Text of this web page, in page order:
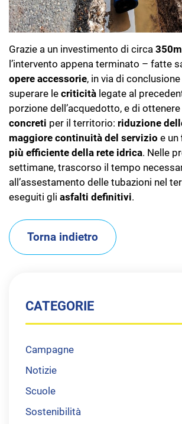
Grazie a un investimento di circa
l’intervento appena terminato – fatte
opere accessorie, in via di
superare le criticità legate al
porzione dell’acquedotto, e di ottenere
concreti per il territorio: riduzione
maggiore continuità del servizio e un
più efficiente della rete idrica. Nelle
settimane, trascorso il tempo
all’assestamento delle tubazioni nel
eseguiti gli asfalti definitivi.
Torna indietro
CATEGORIE
Campagne
Notizie
Scuole
Sostenibilità